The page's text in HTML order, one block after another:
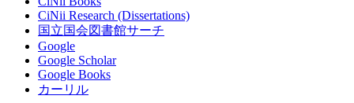
CiNii Research (Dissertations)
国立国会図書館サーチ
Google
Google Scholar
Google Books
カーリル